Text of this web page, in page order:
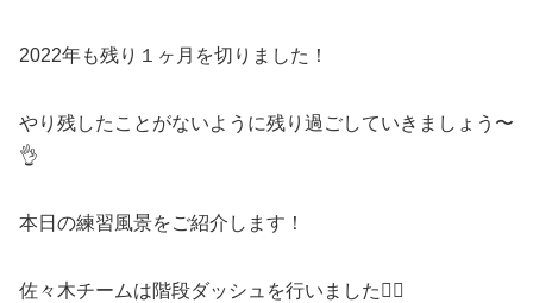
2022年も残り１ヶ月を切りました！
やり残したことがないように残り過ごしていきましょう〜
👌
本日の練習風景をご紹介します！
佐々木チームは階段ダッシュを行いました🏃‍♂️